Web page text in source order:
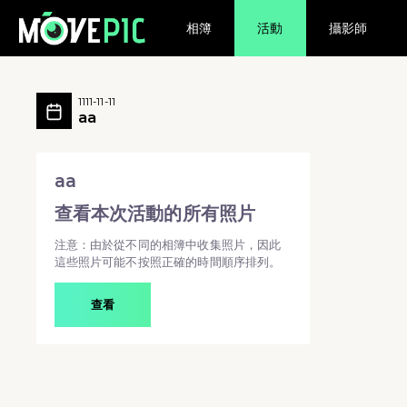
相簿 活動 攝影師
aa 所有相片
aa - aa
1111-11-11
aa
aa
查看本次活動的所有照片
注意：由於從不同的相簿中收集照片，因此
這些照片可能不按照正確的時間順序排列。
查看